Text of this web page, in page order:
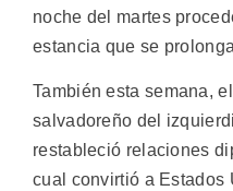
noche del martes
estancia que se
También esta semana,
salvadoreño del
restableció relaciones
cual convirtió a Estados